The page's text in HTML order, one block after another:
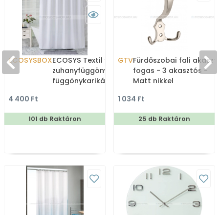
ECOSYSBOXECOSYS Textil varrott
zuhanyfüggöny 12db
függönykarikával
Zuhanyfüggöny textil
4 400 Ft
101 db Raktáron
GTVFürdőszobai fali
fogas - 3 akasztós -
Matt nikkel
1 034 Ft
25 db Raktáron